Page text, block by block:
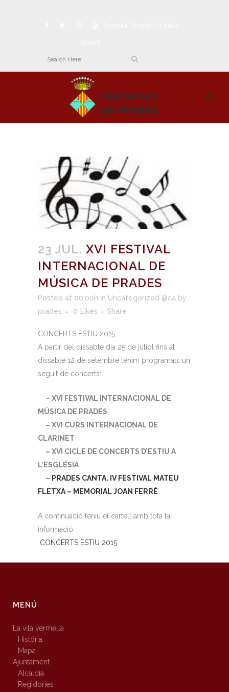
23 JUL. XVI FESTIVAL
INTERNACIONAL DE
MÚSICA DE PRADES
Posted at 00:00h in Uncategorized @ca by
prades
0 Likes Share
CONCERTS ESTIU 2015
A partir del dissabte dia 25 de juliol fins al
dissabte 12 de setembre tenim programats un
seguit de concerts:
– XVI FESTIVAL INTERNACIONAL DE
MÚSICA DE PRADES
– XVI CURS INTERNACIONAL DE
CLARINET
– XVI CICLE DE CONCERTS D’ESTIU A
L’ESGLÉSIA
– PRADES CANTA. IV FESTIVAL MATEU
FLETXA – MEMORIAL JOAN FERRÉ
A continuació teniu el cartell amb tota la
informació.
CONCERTS ESTIU 2015
MENÚ
La vila vermella
Història
Mapa
Ajuntament
Alcaldia
Regidories